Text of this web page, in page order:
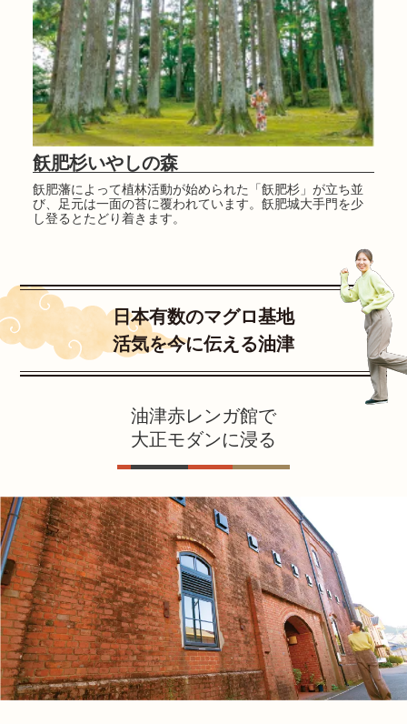
飫肥杉いやしの森
飫肥藩によって植林活動が始められた「飫肥杉」が立ち並
び、足元は一面の苔に覆われています。飫肥城大手門を少
し登るとたどり着きます。
日本有数のマグロ基地
活気を今に伝える油津
油津赤レンガ館で
大正モダンに浸る